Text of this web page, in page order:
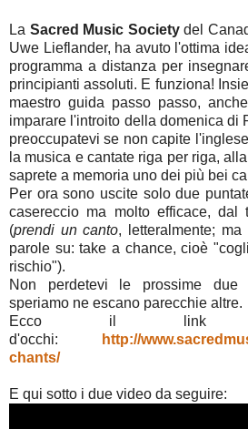
La Sacred Music Societydel
Uwe Lieflander, ha avuto l'ottima
programma a distanza per
principianti assoluti. E funziona!
maestro guida passo passo,
imparare l'introito della domenica di
preoccupatevi se non capite
la musica e cantate riga per riga,
saprete a memoria uno dei più bei
Per ora sono uscite solo due
casereccio ma molto efficace, dal
(prendi un canto, letteralmente;
parole su: take a chance, cioè
rischio").
Non perdetevi le prossime due
speriamo ne escano parecchie altre.
Ecco il link
d'occhi:
http://
chants/
E qui sotto i due video da seguire: